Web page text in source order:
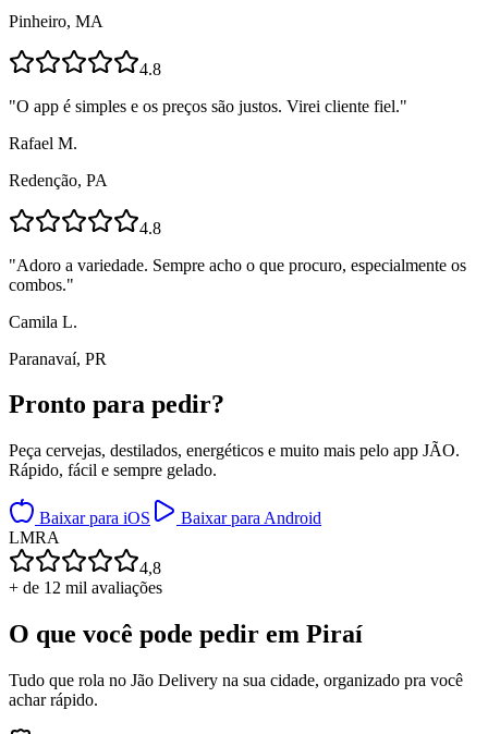
Pinheiro, MA
4.8
"O app é simples e os preços são justos. Virei cliente fiel."
Rafael M.
Redenção, PA
4.8
"Adoro a variedade. Sempre acho o que procuro, especialmente os
combos."
Camila L.
Paranavaí, PR
Pronto para pedir?
Peça cervejas, destilados, energéticos e muito mais pelo app JÃO.
Rápido, fácil e sempre gelado.
Baixar para iOS
Baixar para Android
LMRA
4,8
+ de 12 mil avaliações
O que você pode pedir em Piraí
Tudo que rola no Jão Delivery na sua cidade, organizado pra você
achar rápido.